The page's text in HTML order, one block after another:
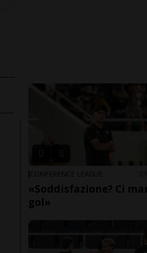
CONFERENCE LEAGUE
«Soddisfazione? Ci
gol»